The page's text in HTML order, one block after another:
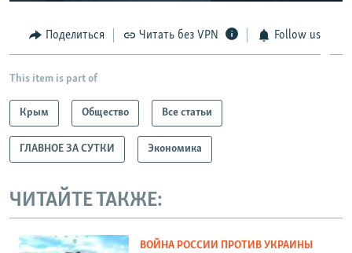
Поделиться Читать без VPN Follow us
This item is part of
Крым Общество Все статьи
ГЛАВНОЕ ЗА СУТКИ Экономика
ЧИТАЙТЕ ТАКЖЕ:
ВОЙНА РОССИИ ПРОТИВ УКРАИНЫ